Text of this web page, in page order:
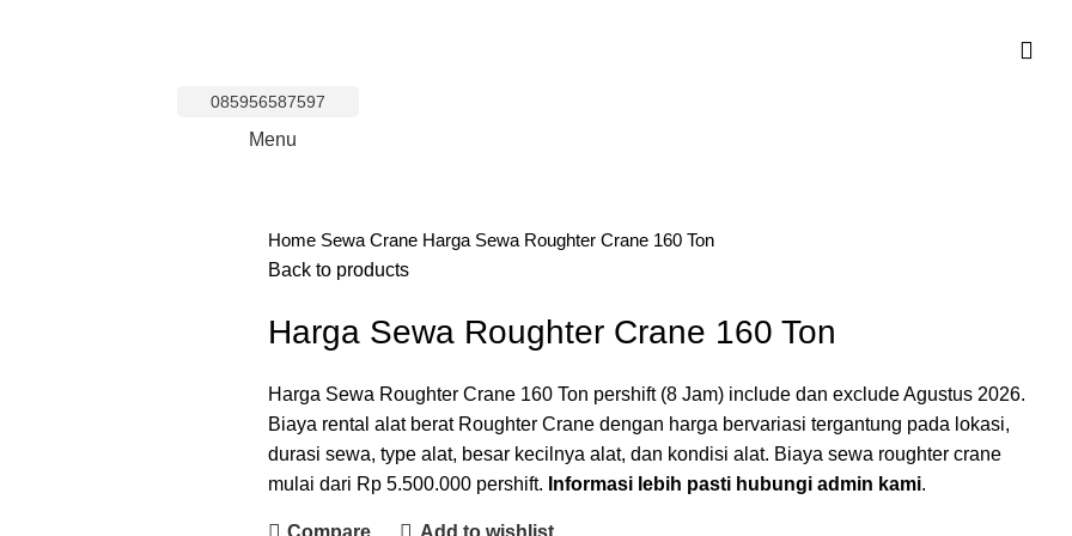
085956587597
Menu
Home Sewa Crane Harga Sewa Roughter Crane 160 Ton
Back to products
Harga Sewa Roughter Crane 160 Ton
Harga Sewa Roughter Crane 160 Ton pershift (8 Jam) include dan exclude Agustus 2026.
Biaya rental alat berat Roughter Crane dengan harga bervariasi tergantung pada lokasi,
durasi sewa, type alat, besar kecilnya alat, dan kondisi alat. Biaya sewa roughter crane
mulai dari Rp 5.500.000 pershift. Informasi lebih pasti hubungi admin kami.
Compare Add to wishlist